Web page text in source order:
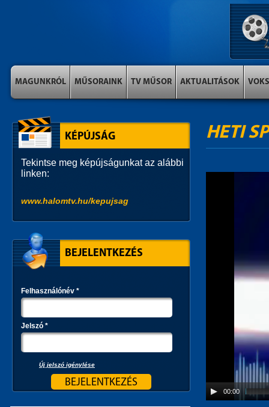
MAGUNKRÓL MŰSORAINK TV MŰSOR AKTUALITÁSOK VOKS
HETI
00:00
KÉPÚJSÁG
Tekintse meg képújságunkat az alábbi
linken:
www.halomtv.hu/kepujsag
BEJELENTKEZÉS
Felhasználónév *
Jelszó *
Új jelszó igénylése